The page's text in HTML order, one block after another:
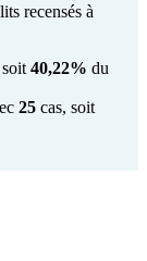
recensés à
40,22% du
25 cas, soit